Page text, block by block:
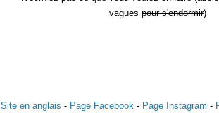
vagues pour s'endormir)
Site en anglais - Page Facebook- Page Instagram -